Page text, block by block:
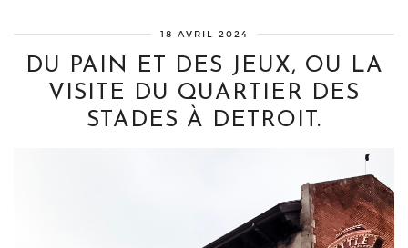
18 AVRIL 2024
DU PAIN ET DES JEUX, OU LA
VISITE DU QUARTIER DES
STADES À DETROIT.